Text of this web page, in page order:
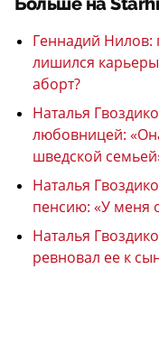
Больше на
Геннадий Нилов:
лишился
аборт?
Наталья
любовницей:
шведской
Наталья
пенсию: «У меня
Наталья
ревновал ее к